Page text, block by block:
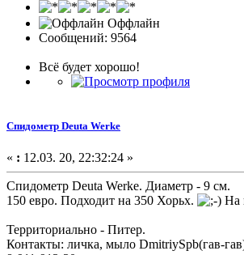
Оффлайн
Сообщений: 9564
Всё будет хорошо!
Спидометр Deuta Werke
« : 12.03. 20, 22:32:24 »
Спидометр Deuta Werke. Диаметр - 9 см.
150 евро. Подходит на 350 Хорьх.
На
Территориально - Питер.
Контакты: личка, мыло DmitriySpb(гав-